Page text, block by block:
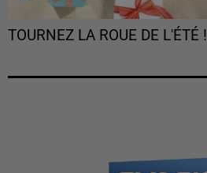
TOURNEZ LA ROUE DE L'ÉTÉ !